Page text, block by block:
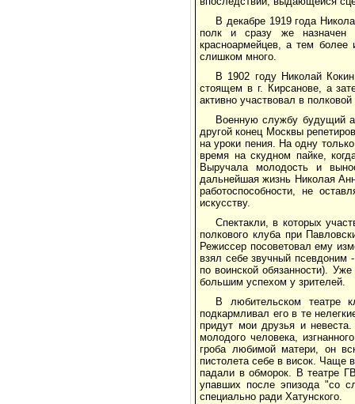
В декабре 1919 года
полк и сразу же назначен
красноармейцев, а тем
слишком много.
В 1902 году Николай
стоящем в г. Кирсанове, а
активно участвовал в
Военную службу будущий
другой конец Москвы
на уроки пения. На одну
время на скудном пайке,
Выручала молодость и
дальнейшая жизнь Николая
работоспособности, не
искусству.
Спектакли, в которых
полкового клуба при
Режиссер посоветовал ему
взял себе звучный псевдоним
по воинской обязанности).
большим успехом у зрителей.
В любительском театре
подкармливал его в те
придут мои друзья и
молодого человека,
гроба любимой матери, он
пистолета себе в висок. Чаще
падали в обморок. В театре
упавших после эпизода "со
специально ради Хатунского.